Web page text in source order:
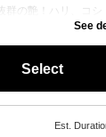
抜群の艶！ハリ、コシ
る！どんなに傷んだ
See
Select
Est.